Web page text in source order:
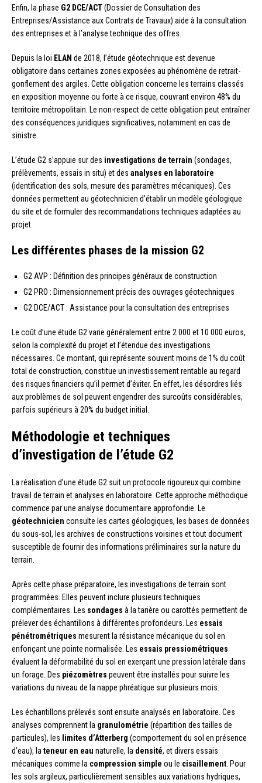
Enfin, la phase G2 DCE/ACT(Dossier de Consultation des
Entreprises/Assistance aux Contrats de Travaux) aide à la consultation
des entreprises et à l’analyse technique des offres.
Depuis la loi ELAN de 2018, l’étude géotechnique est devenue
obligatoire dans certaines zones exposées au phénomène de retrait-
gonflement des argiles. Cette obligation concerne les terrains classés
en exposition moyenne ou forte à ce risque, couvrant environ 48% du
territoire métropolitain. Le non-respect de cette obligation peut entraîner
des conséquences juridiques significatives, notamment en cas de
sinistre.
L’étude G2 s’appuie sur des investigations de terrain (sondages,
prélèvements, essais in situ) et des analyses en laboratoire
(identification des sols, mesure des paramètres mécaniques). Ces
données permettent au géotechnicien d’établir un modèle géologique
du site et de formuler des recommandations techniques adaptées au
projet.
Les différentes phases de la mission G2
G2 AVP : Définition des principes généraux de construction
G2 PRO : Dimensionnement précis des ouvrages géotechniques
G2 DCE/ACT : Assistance pour la consultation des entreprises
Le coût d’une étude G2 varie généralement entre 2 000 et 10 000 euros,
selon la complexité du projet et l’étendue des investigations
nécessaires. Ce montant, qui représente souvent moins de 1% du coût
total de construction, constitue un investissement rentable au regard
des risques financiers qu’il permet d’éviter. En effet, les désordres liés
aux problèmes de sol peuvent engendrer des surcoûts considérables,
parfois supérieurs à 20% du budget initial.
Méthodologie et techniques
d’investigation de l’étude G2
La réalisation d’une étude G2 suit un protocole rigoureux qui combine
travail de terrain et analyses en laboratoire. Cette approche méthodique
commence par une analyse documentaire approfondie. Le
géotechnicien consulte les cartes géologiques, les bases de données
du sous-sol, les archives de constructions voisines et tout document
susceptible de fournir des informations préliminaires sur la nature du
terrain.
Après cette phase préparatoire, les investigations de terrain sont
programmées. Elles peuvent inclure plusieurs techniques
complémentaires. Les sondages à la tarière ou carottés permettent de
prélever des échantillons à différentes profondeurs. Les essais
pénétrométriques mesurent la résistance mécanique du sol en
enfonçant une pointe normalisée. Les essais pressiométriques
évaluent la déformabilité du sol en exerçant une pression latérale dans
un forage. Des piézomètres peuvent être installés pour suivre les
variations du niveau de la nappe phréatique sur plusieurs mois.
Les échantillons prélevés sont ensuite analysés en laboratoire. Ces
analyses comprennent la granulométrie (répartition des tailles de
particules), les limites d’Atterberg (comportement du sol en présence
d’eau), la teneur en eau naturelle, la densité, et divers essais
mécaniques comme la compression simple ou le cisaillement . Pour
les sols argileux, particulièrement sensibles aux variations hydriques,